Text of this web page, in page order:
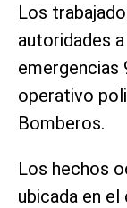
Los
autoridades
emergencias
operativo
Bomberos.
Los hechos
ubicada en el